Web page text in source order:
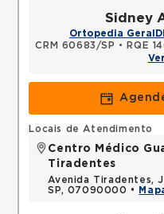
Sidney
Ortopedia Geral
CRM 60683/SP • RQE
Locais de Atendimento
Centro Médico
Tiradentes
Avenida Tiradentes,
SP, 07090000 •